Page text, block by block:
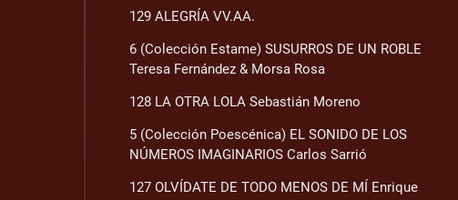
129 ALEGRÍA VV.AA.
6 (Colección Estame) SUSURROS DE UN ROBLE
Teresa Fernández & Morsa Rosa
128 LA OTRA LOLA Sebastián Moreno
5 (Colección Poescénica) EL SONIDO DE LOS
NÚMEROS IMAGINARIOS Carlos Sarrió
127 OLVÍDATE DE TODO MENOS DE MÍ Enrique